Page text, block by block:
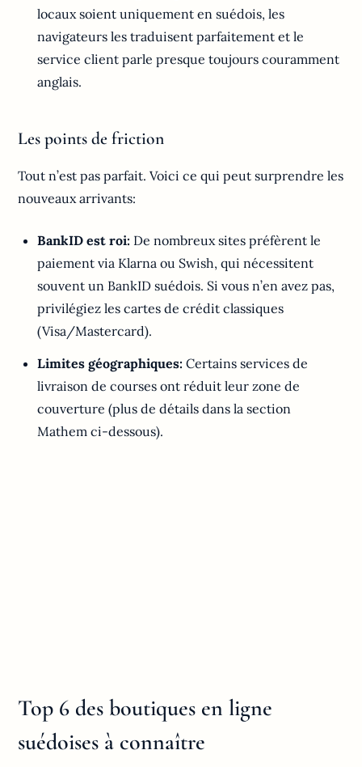
locaux soient uniquement en suédois, les
navigateurs les traduisent parfaitement et le
service client parle presque toujours couramment
anglais.
Les points de friction
Tout n’est pas parfait. Voici ce qui peut surprendre les
nouveaux arrivants:
BankID est roi: De nombreux sites préfèrent le
paiement via Klarna ou Swish, qui nécessitent
souvent un BankID suédois. Si vous n’en avez pas,
privilégiez les cartes de crédit classiques
(Visa/Mastercard).
Limites géographiques: Certains services de
livraison de courses ont réduit leur zone de
couverture (plus de détails dans la section
Mathem ci-dessous).
Top 6 des boutiques en ligne
suédoises à connaître